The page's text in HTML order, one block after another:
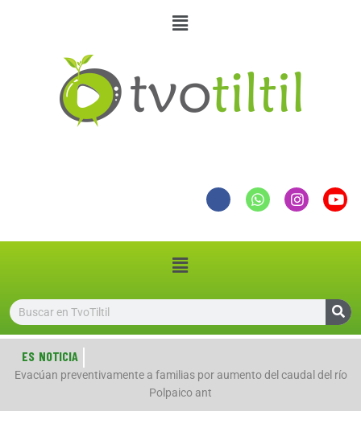
ES NOTICIA
Evacúan preventivamente a familias por aumento del caudal del río
Polpaico ant